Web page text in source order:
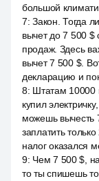
большой
7:Закон. Тогда
вычет до 7 500 $
продаж. Здесь
вычет 7 500 $.
декларацию и
8: Штатам 10000
купил
можешь вычесть
заплатить
налог оказался
9: Чем 7 500 $,
то ты спишешь